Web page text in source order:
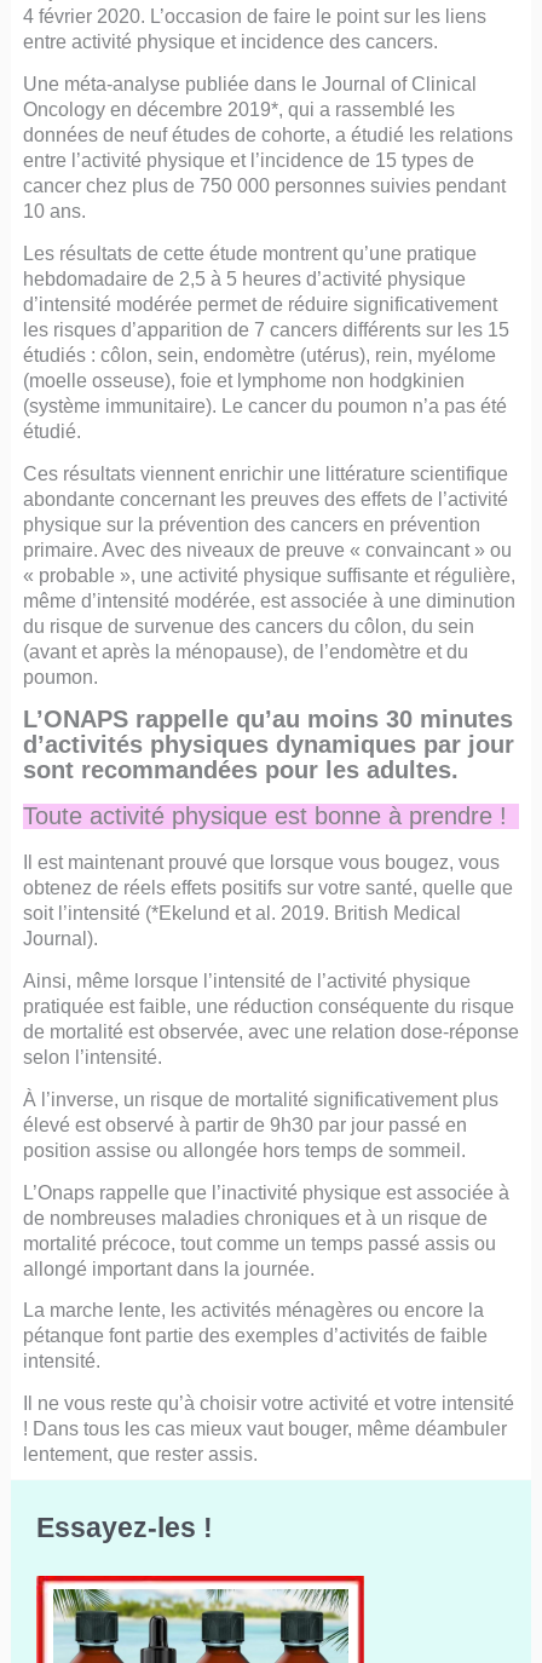
4 février 2020. L’occasion de faire le point sur les liens
entre activité physique et incidence des cancers.
Une méta-analyse publiée dans le Journal of Clinical
Oncology en décembre 2019*, qui a rassemblé les
données de neuf études de cohorte, a étudié les relations
entre l’activité physique et l’incidence de 15 types de
cancer chez plus de 750 000 personnes suivies pendant
10 ans.
Les résultats de cette étude montrent qu’une pratique
hebdomadaire de 2,5 à 5 heures d’activité physique
d’intensité modérée permet de réduire significativement
les risques d’apparition de 7 cancers différents sur les 15
étudiés : côlon, sein, endomètre (utérus), rein, myélome
(moelle osseuse), foie et lymphome non hodgkinien
(système immunitaire). Le cancer du poumon n’a pas été
étudié.
Ces résultats viennent enrichir une littérature scientifique
abondante concernant les preuves des effets de l’activité
physique sur la prévention des cancers en prévention
primaire. Avec des niveaux de preuve « convaincant » ou
« probable », une activité physique suffisante et régulière,
même d’intensité modérée, est associée à une diminution
du risque de survenue des cancers du côlon, du sein
(avant et après la ménopause), de l’endomètre et du
poumon.
L’ONAPS rappelle qu’au moins 30 minutes
d’activités physiques dynamiques par jour
sont recommandées pour les adultes.
Toute activité physique est bonne à prendre !
Il est maintenant prouvé que lorsque vous bougez, vous
obtenez de réels effets positifs sur votre santé, quelle que
soit l’intensité (*Ekelund et al. 2019. British Medical
Journal).
Ainsi, même lorsque l’intensité de l’activité physique
pratiquée est faible, une réduction conséquente du risque
de mortalité est observée, avec une relation dose-réponse
selon l’intensité.
À l’inverse, un risque de mortalité significativement plus
élevé est observé à partir de 9h30 par jour passé en
position assise ou allongée hors temps de sommeil.
L’Onaps rappelle que l’inactivité physique est associée à
de nombreuses maladies chroniques et à un risque de
mortalité précoce, tout comme un temps passé assis ou
allongé important dans la journée.
La marche lente, les activités ménagères ou encore la
pétanque font partie des exemples d’activités de faible
intensité.
Il ne vous reste qu’à choisir votre activité et votre intensité
! Dans tous les cas mieux vaut bouger, même déambuler
lentement, que rester assis.
Essayez-les !